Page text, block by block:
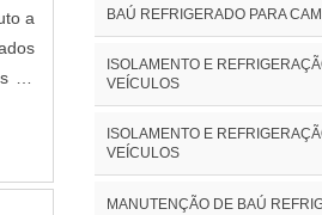
e
e
a
de
BAÚ REFRIGERADO PARA
ISOLAMENTO E
VEÍCULOS
ISOLAMENTO E
VEÍCULOS
MANUTENÇÃO DE BAÚ